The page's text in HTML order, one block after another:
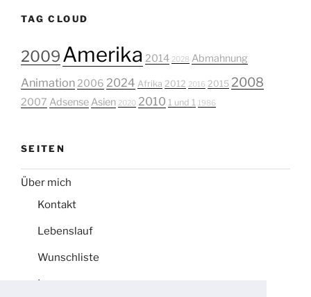
TAG CLOUD
2009Amerika 2014 2028 Abmahnung
Animation2006 2024 Afrika 2012 2016 2015 2008
2007 Adsense Asien 2020 2010 1 und 1 1986
SEITEN
Über mich
Kontakt
Lebenslauf
Wunschliste
Impressum